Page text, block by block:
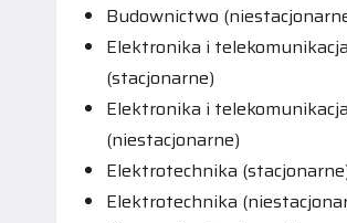
Budownictwo
Elektronika i telekomunikacja
(stacjonarne)
Elektronika i telekomunikacja
(niestacjonarne)
Elektrotechnika
Elektrotechnika